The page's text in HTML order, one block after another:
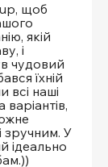
щоб
якій
і
чудовий
їхній
всі наші
зручним. У
ідеально